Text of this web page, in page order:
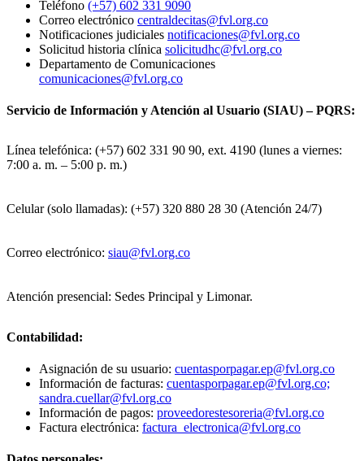
Teléfono (+57) 602 331 9090
Correo electrónico centraldecitas@fvl.org.co
Notificaciones judiciales notificaciones@fvl.org.co
Solicitud historia clínica solicitudhc@fvl.org.co
Departamento de Comunicaciones
comunicaciones@fvl.org.co
Servicio de Información y Atención al Usuario (SIAU) – PQRS:
Línea telefónica: (+57) 602 331 90 90, ext. 4190 (lunes a viernes:
7:00 a. m. – 5:00 p. m.)
Celular (solo llamadas): (+57) 320 880 28 30 (Atención 24/7)
Correo electrónico: siau@fvl.org.co
Atención presencial: Sedes Principal y Limonar.
Contabilidad:
Asignación de su usuario: cuentasporpagar.ep@fvl.org.co
Información de facturas: cuentasporpagar.ep@fvl.org.co;
sandra.cuellar@fvl.org.co
Información de pagos: proveedorestesoreria@fvl.org.co
Factura electrónica: factura_electronica@fvl.org.co